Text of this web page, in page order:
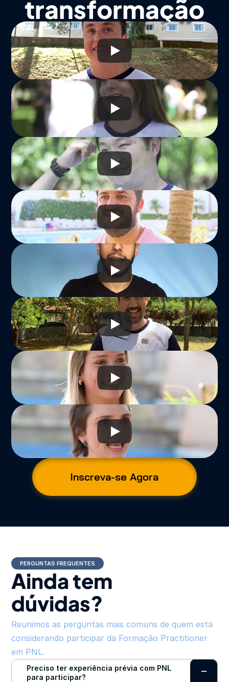
transformação
Inscreva-se Agora
PERGUNTAS FREQUENTES
Ainda tem
dúvidas?
Reunimos as perguntas mais comuns de quem está
considerando participar da Formação Practitioner
em PNL.
Preciso ter experiência prévia com PNL
para participar?
-